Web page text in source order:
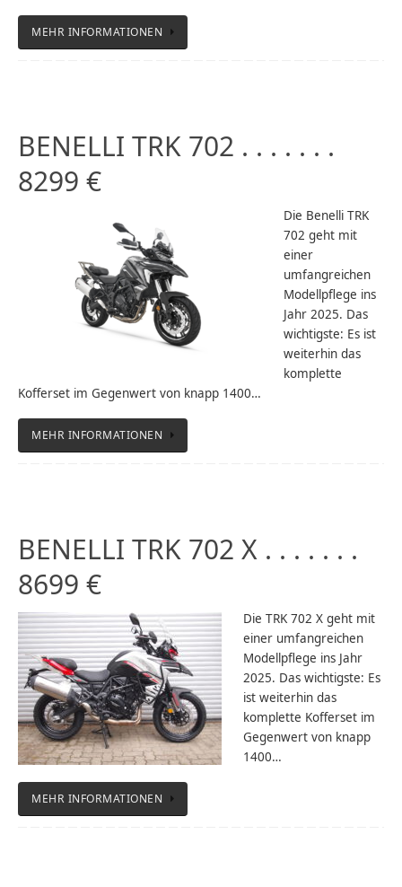
MEHR INFORMATIONEN
BENELLI TRK 702 . . . . . . .
8299 €
Die Benelli TRK
702 geht mit
einer
umfangreichen
Modellpflege ins
Jahr 2025. Das
wichtigste: Es ist
weiterhin das
komplette
Kofferset im Gegenwert von knapp 1400…
MEHR INFORMATIONEN
BENELLI TRK 702 X . . . . . . .
8699 €
Die TRK 702 X geht mit
einer umfangreichen
Modellpflege ins Jahr
2025. Das wichtigste: Es
ist weiterhin das
komplette Kofferset im
Gegenwert von knapp
1400…
MEHR INFORMATIONEN